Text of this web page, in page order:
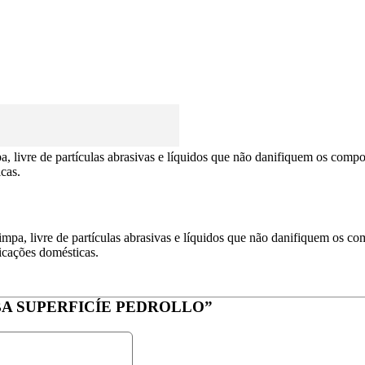
livre de partículas abrasivas e líquidos que não danifiquem os
livre de partículas abrasivas e líquidos que não danifiquem os
domésticas.
SUPERFICÍE PEDROLLO”